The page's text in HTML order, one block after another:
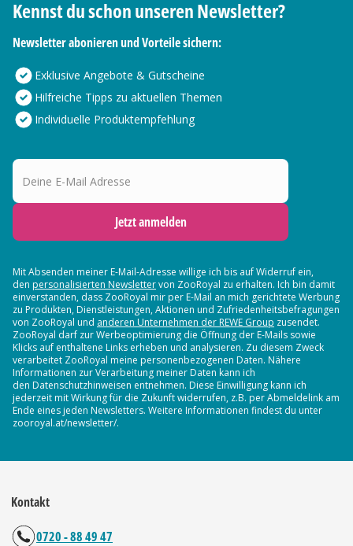
Kennst du schon unseren Newsletter?
Newsletter abonieren und Vorteile sichern:
Exklusive Angebote & Gutscheine
Hilfreiche Tipps zu aktuellen Themen
Individuelle Produktempfehlung
Deine E-Mail Adresse
Jetzt anmelden
Mit Absenden meiner E-Mail-Adresse willige ich bis auf Widerruf ein,
den personalisierten Newslettervon ZooRoyal zu erhalten. Ich bin damit
einverstanden, dass ZooRoyal mir per E-Mail an mich gerichtete Werbung
zu Produkten, Dienstleistungen, Aktionen und Zufriedenheitsbefragungen
von ZooRoyal und anderen Unternehmen der REWE Group zusendet.
ZooRoyal darf zur Werbeoptimierung die Öffnung der E-Mails sowie
Klicks auf enthaltene Links erheben und analysieren. Zu diesem Zweck
verarbeitet ZooRoyal meine personenbezogenen Daten. Nähere
Informationen zur Verarbeitung meiner Daten kann ich
den Datenschutzhinweisen entnehmen. Diese Einwilligung kann ich
jederzeit mit Wirkung für die Zukunft widerrufen, z.B. per Abmeldelink am
Ende eines jeden Newsletters. Weitere Informationen findest du unter
zooroyal.at/newsletter/.
Kontakt
0720 - 88 49 47